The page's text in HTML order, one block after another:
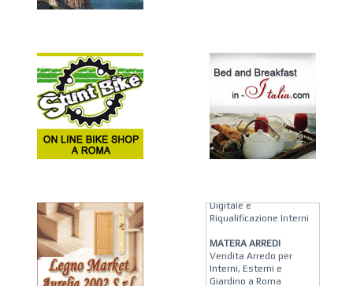
Digitale e
Riqualificazione Interni
MATERA ARREDI
Vendita Arredo per
Interni, Esterni e
Giardino a Roma